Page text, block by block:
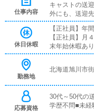
仕事内容
キャストの送
外にも、送迎
ます。お客様
取り等、対面
イバーと同乗
すので、未経
事務所や待機
休日休暇
【正社員】年
【正社員】月
末年始休暇あ
勤務地
北海道旭川市
応募資格
30代～50代の
学歴不問■未経